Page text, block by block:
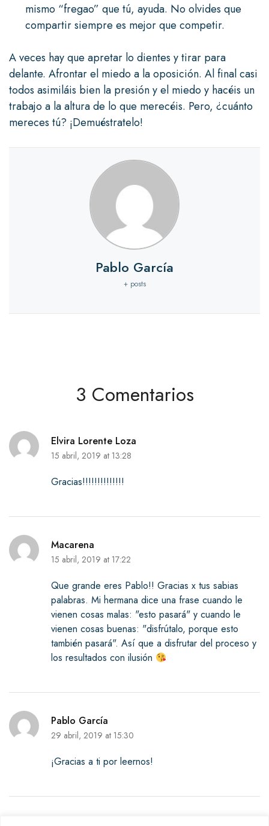
mismo “fregao” que tú, ayuda. No olvides que
compartir siempre es mejor que competir.
A veces hay que apretar lo dientes y tirar para
delante. Afrontar el miedo a la oposición. Al final casi
todos asimiláis bien la presión y el miedo y hacéis un
trabajo a la altura de lo que merecéis. Pero, ¿cuánto
mereces tú? ¡Demuéstratelo!
Pablo García
+ posts
3 Comentarios
Elvira Lorente Loza
15 abril, 2019 at 13:28
Gracias!!!!!!!!!!!!!!
Macarena
15 abril, 2019 at 17:22
Que grande eres Pablo!! Gracias x tus sabias
palabras. Mi hermana dice una frase cuando le
vienen cosas malas: "esto pasará" y cuando le
vienen cosas buenas: "disfrútalo, porque esto
también pasará". Así que a disfrutar del proceso y
los resultados con ilusión
Pablo García
29 abril, 2019 at 15:30
¡Gracias a ti por leernos!